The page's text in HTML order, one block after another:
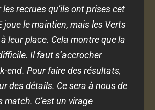
recrues qu’ils ont prises cet
joue le maintien, mais les Verts
leur place. Cela montre que la
Il faut s’accrocher
end. Pour faire des résultats,
des détails. Ce sera à nous de
match. C’est un virage